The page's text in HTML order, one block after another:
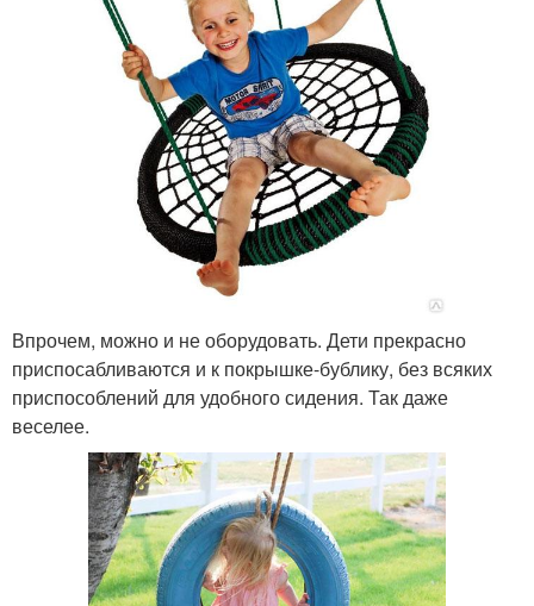
Впрочем, можно и не оборудовать. Дети прекрасно
приспосабливаются и к покрышке-бублику, без всяких
приспособлений для удобного сидения. Так даже
веселее.